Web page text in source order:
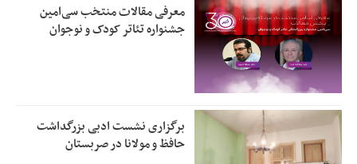
معرفی مقالات منتخب سی‌امین
جشنواره تئاتر کودک و نوجوان
برگزاری نشست ادبی بزرگداشت
حافظ و مولانا در صربستان